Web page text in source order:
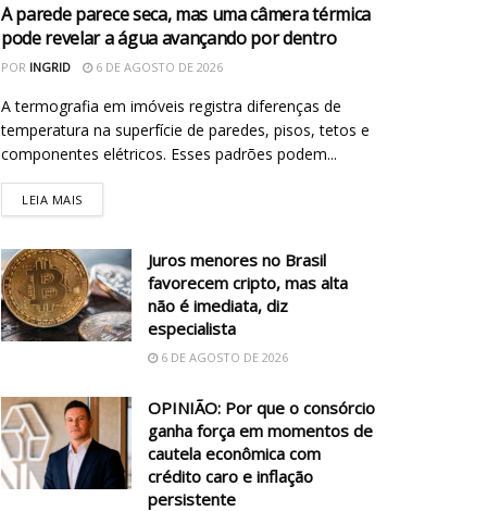
A parede parece seca, mas uma câmera térmica
pode revelar a água avançando por dentro
POR INGRID 6 DE AGOSTO DE 2026
A termografia em imóveis registra diferenças de
temperatura na superfície de paredes, pisos, tetos e
componentes elétricos. Esses padrões podem...
LEIA MAIS
Juros menores no Brasil
favorecem cripto, mas alta
não é imediata, diz
especialista
6 DE AGOSTO DE 2026
OPINIÃO: Por que o consórcio
ganha força em momentos de
cautela econômica com
crédito caro e inflação
persistente